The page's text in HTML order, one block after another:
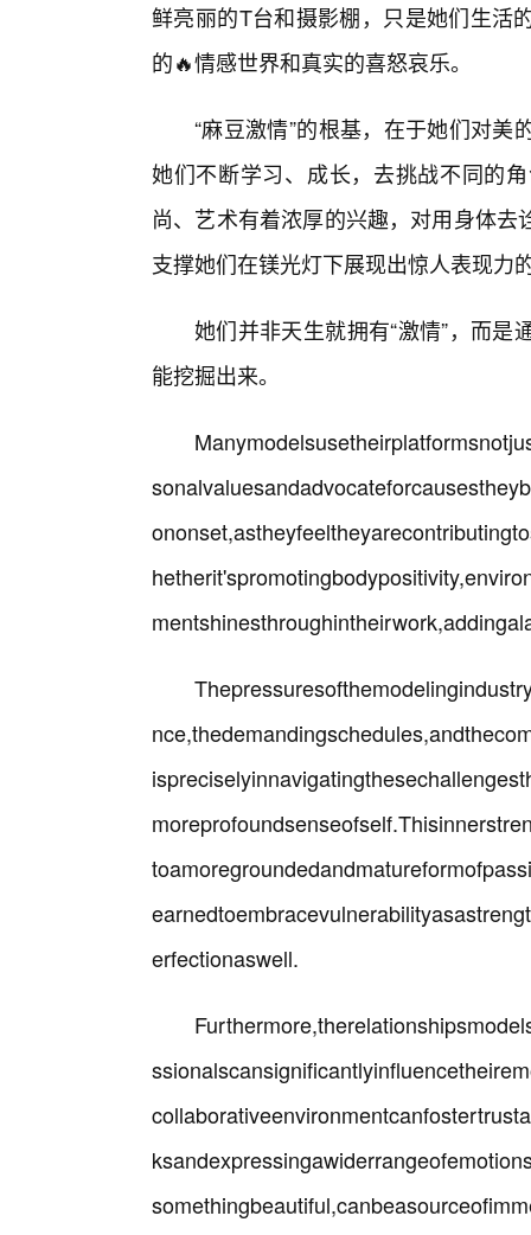
鲜亮丽的T台和摄影棚，只是她们生活
的🔥情感世界和真实的喜怒哀乐。
“麻豆激情”的根基，在于她们对
她们不断学习、成长，去挑战不同的
尚、艺术有着浓厚的兴趣，对用身体
支撑她们在镁光灯下展现出惊人表现力
她们并非天生就拥有“激情”，而
能挖掘出来。
erfectionaswell.